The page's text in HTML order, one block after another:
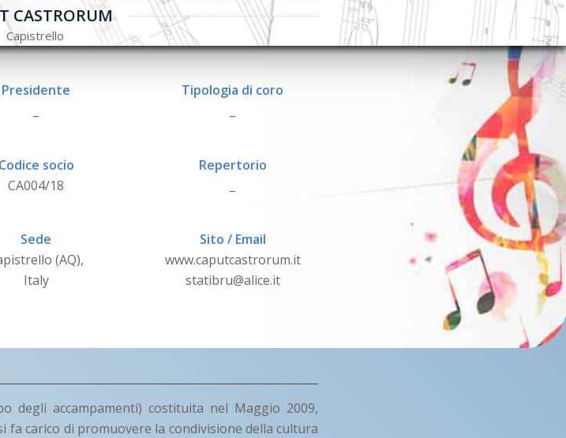
CASTRORUM
Capistrello
Presidente
Codice socio
CA004/18
Sede
(AQ),
Italy
Tipologia di coro
Repertorio
Sito / Email
www.caputcastrorum.it
statibru@alice.it
degli accampamenti) costituita nel Maggio 2009,
fa carico di promuovere la condivisione della cultura